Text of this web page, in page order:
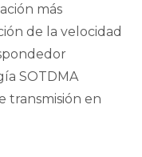
más
de la velocidad
SOTDMA
transmisión en